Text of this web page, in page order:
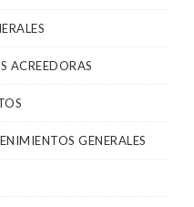
ACREEDORAS
GENERALES